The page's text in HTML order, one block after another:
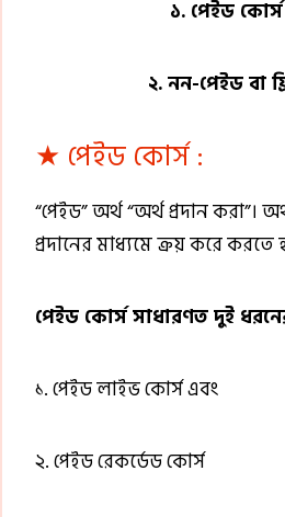
১. পেইড
২. নন-পেইড বা
★ পেইড কোর্স :
“পেইড” অর্থ “অর্থ প্রদান করা”।
প্রদানের মাধ্যমে ক্রয় করে করতে
পেইড কোর্স সাধারণত দুই
১. পেইড লাইভ কোর্স এবং
২. পেইড রেকর্ডেড কোর্স